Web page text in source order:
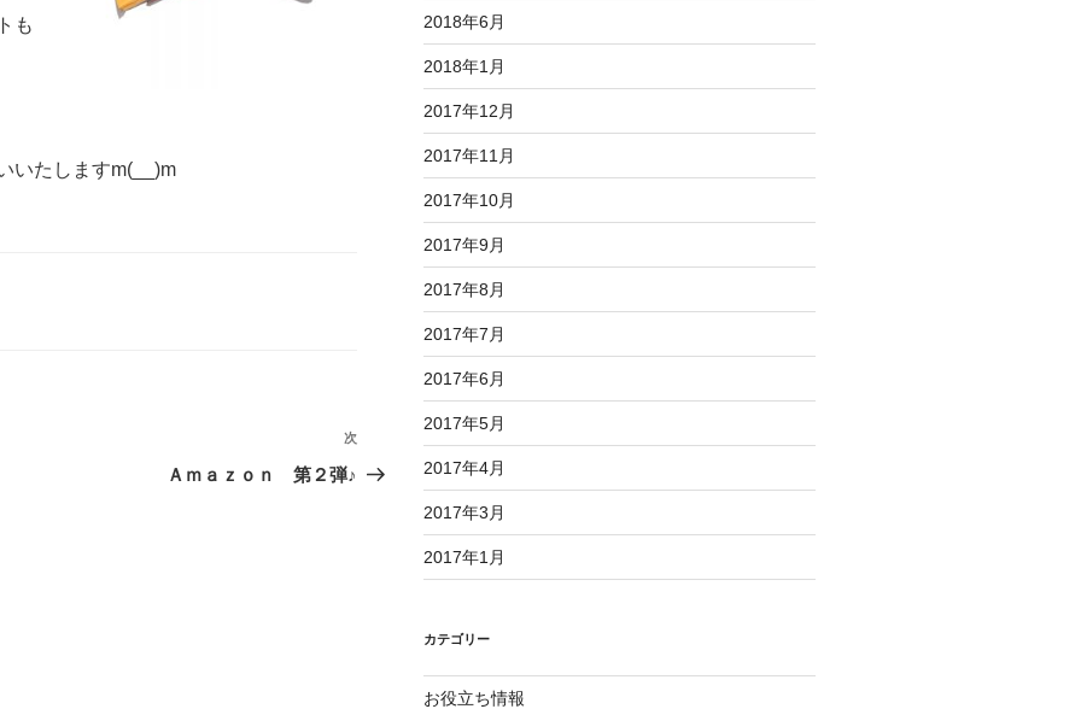
も
いたしますm(__)m
の
次
Ａｍａｚｏｎ 第２弾♪
2018年6月
2018年1月
2017年12月
2017年11月
2017年10月
2017年9月
2017年8月
2017年7月
2017年6月
2017年5月
2017年4月
2017年3月
2017年1月
カテゴリー
お役立ち情報